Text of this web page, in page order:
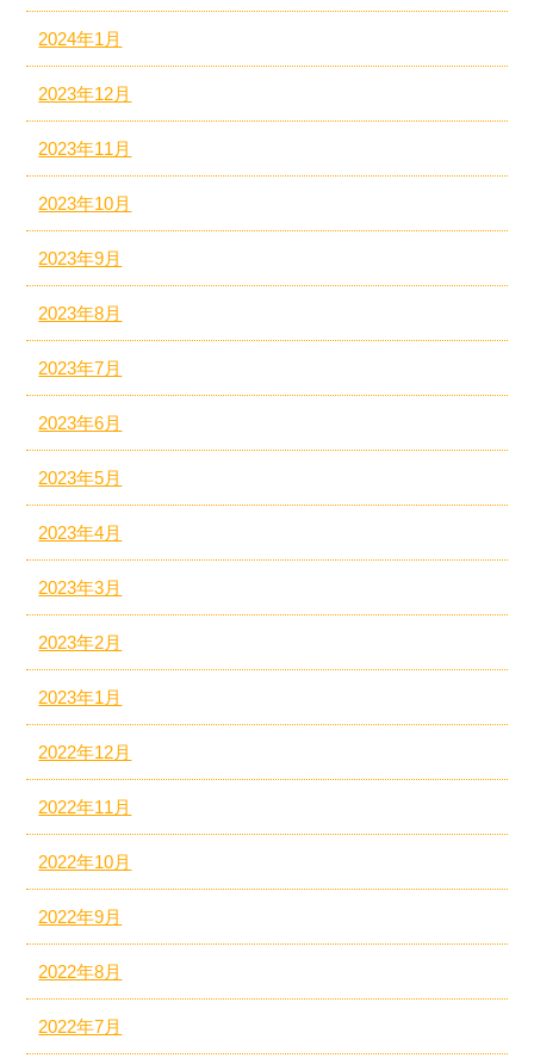
2024年1月
2023年12月
2023年11月
2023年10月
2023年9月
2023年8月
2023年7月
2023年6月
2023年5月
2023年4月
2023年3月
2023年2月
2023年1月
2022年12月
2022年11月
2022年10月
2022年9月
2022年8月
2022年7月